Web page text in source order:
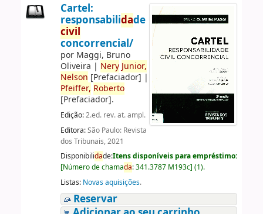
Cartel:
responsabilidade
civil
concorrencial/
por Maggi, Bruno
Oliveira | Nery Junior,
Nelson [Prefaciador] |
Pfeiffer, Roberto
[Prefaciador].
Edição:2.ed. rev. at. ampl.
Editora:São Paulo: Revista
dos Tribunais, 2021
Disponibilidade:Itens disponíveis para empréstimo:
[Número de chamada:341.3787 M193c] (1).
Listas: Novas aquisições.
Reservar